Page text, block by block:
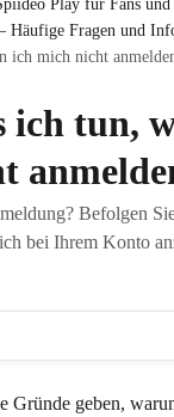
Play für Fans und
Häufige Fragen und
ich mich nicht
ich tun,
Befolgen
bei Ihrem Konto
Gründe geben,